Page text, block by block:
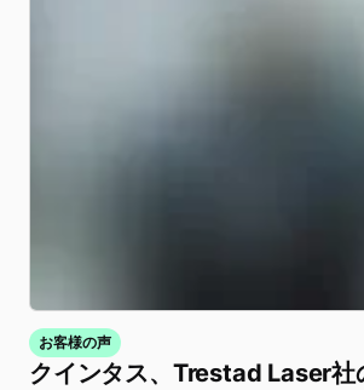
お客様の声
クインタス、Trestad Laser社